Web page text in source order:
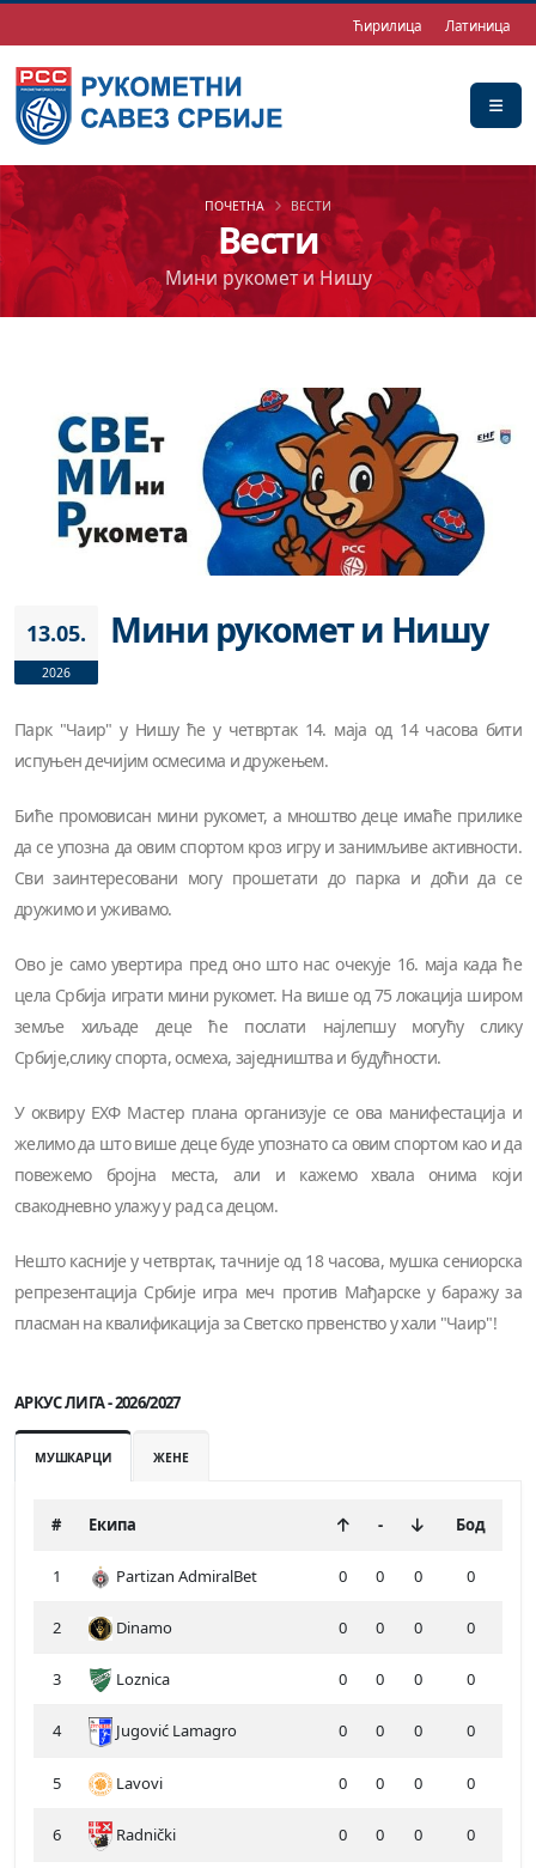
Ћирилица Латиница
Вести
Мини рукомет и Нишу
ПОЧЕТНА ВЕСТИ
13.05.
2026
Мини рукомет и Нишу
Парк "Чаир" у Нишу ће у четвртак 14. маја од 14 часова бити
испуњен дечијим осмесима и дружењем.
Биће промовисан мини рукомет, а мноштво деце имаће прилике
да се упозна да овим спортом кроз игру и занимљиве активности.
Сви заинтересовани могу прошетати до парка и доћи да се
дружимо и уживамо.
Ово је само увертира пред оно што нас очекује 16. маја када ће
цела Србија играти мини рукомет. На више од 75 локација широм
земље хиљаде деце ће послати најлепшу могућу слику
Србије,слику спорта, осмеха, заједништва и будућности.
У оквиру ЕХФ Мастер плана организује се ова манифестација и
желимо да што више деце буде упознато са овим спортом као и да
повежемо бројна места, али и кажемо хвала онима који
свакодневно улажу у рад са децом.
Нешто касније у четвртак, тачније од 18 часова, мушка сениорска
репрезентација Србије игра меч против Мађарске у баражу за
пласман на квалификација за Светско првенство у хали "Чаир"!
АРКУС ЛИГА - 2026/2027
МУШКАРЦИ ЖЕНЕ
# Екипа - Бод
1 Partizan AdmiralBet 0 0 0 0
2 Dinamo 0 0 0 0
3 Loznica 0 0 0 0
4 Jugović Lamagro 0 0 0 0
5 Lavovi 0 0 0 0
6 Radnički 0 0 0 0